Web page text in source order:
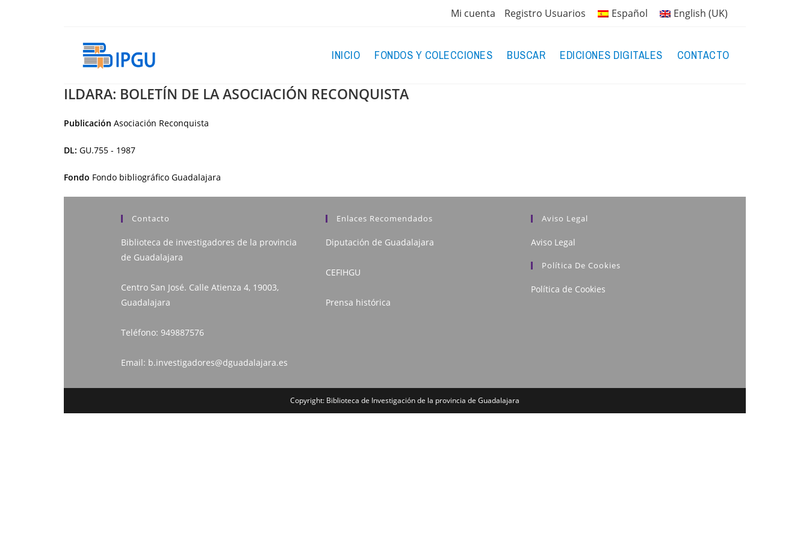
Mi cuenta Registro Usuarios Español English (UK)
INICIO FONDOS Y COLECCIONES BUSCAR EDICIONES DIGITALES CONTACTO
ILDARA: BOLETÍN DE LA ASOCIACIÓN RECONQUISTA
Publicación Asociación Reconquista
DL: GU.755 - 1987
Fondo Fondo bibliográfico Guadalajara
Contacto
Biblioteca de investigadores de la provincia
de Guadalajara
Centro San José. Calle Atienza 4, 19003,
Guadalajara
Teléfono: 949887576
Email: b.investigadores@dguadalajara.es
Enlaces Recomendados
Diputación de Guadalajara
CEFIHGU
Prensa histórica
Aviso Legal
Aviso Legal
Política De Cookies
Política de Cookies
Copyright: Biblioteca de Investigación de la provincia de Guadalajara